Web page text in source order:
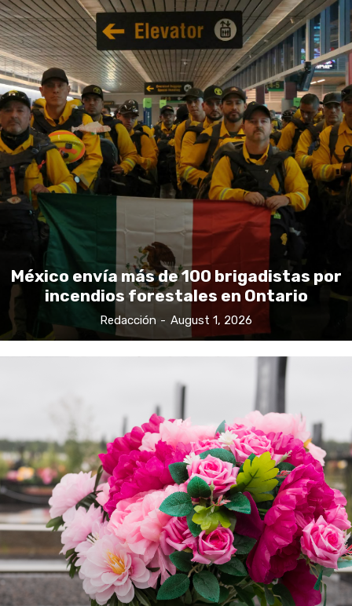
México envía más de 100 brigadistas por
incendios forestales en Ontario
Redacción - August 1, 2026